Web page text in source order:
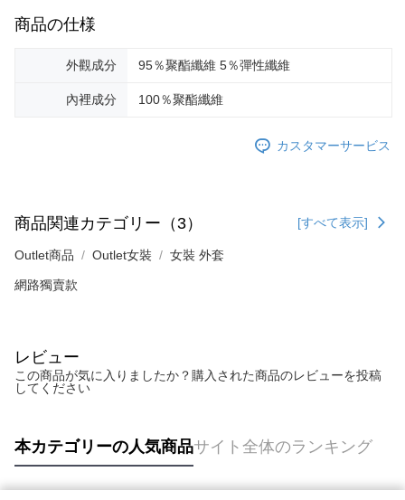
商品の仕様
外觀成分 95％聚酯纖維 5％彈性纖維
內裡成分 100％聚酯纖維
カスタマーサービス
商品関連カテゴリー（3） [すべて表示]
Outlet商品 Outlet女裝 女裝 外套
網路獨賣款
レビュー
この商品が気に入りましたか？購入された商品のレビューを投稿
してください
本カテゴリーの人気商品サイト全体のランキング